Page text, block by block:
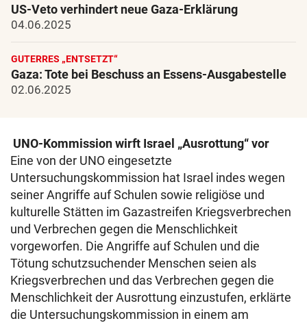
US-Veto verhindert neue Gaza-Erklärung
04.06.2025
GUTERRES „ENTSETZT“
Gaza: Tote bei Beschuss an Essens-Ausgabestelle
02.06.2025
UNO-Kommission wirft Israel „Ausrottung“ vor
Eine von der UNO eingesetzte
Untersuchungskommission hat Israel indes wegen
seiner Angriffe auf Schulen sowie religiöse und
kulturelle Stätten im Gazastreifen Kriegsverbrechen
und Verbrechen gegen die Menschlichkeit
vorgeworfen. Die Angriffe auf Schulen und die
Tötung schutzsuchender Menschen seien als
Kriegsverbrechen und das Verbrechen gegen die
Menschlichkeit der Ausrottung einzustufen, erklärte
die Untersuchungskommission in einem am